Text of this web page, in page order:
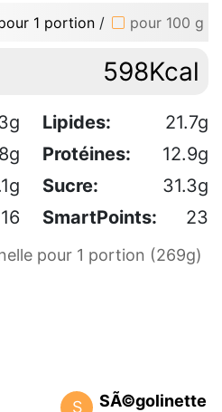
1 portion / pour 100 g
598Kcal
Lipides:
21.7g
Protéines:
12.9g
Sucre:
31.3g
16 SmartPoints: 23
pour 1 portion (269g)
S SÃ©golinette